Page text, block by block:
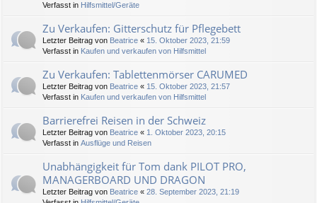
Verfasst in Hilfsmittel/Geräte
Zu Verkaufen: Gitterschutz für Pflegebett
Letzter Beitrag von Beatrice « 15. Oktober 2023, 21:59
Verfasst in Kaufen und verkaufen von Hilfsmittel
Zu Verkaufen: Tablettenmörser CARUMED
Letzter Beitrag von Beatrice « 15. Oktober 2023, 21:57
Verfasst in Kaufen und verkaufen von Hilfsmittel
Barrierefrei Reisen in der Schweiz
Letzter Beitrag von Beatrice « 1. Oktober 2023, 20:15
Verfasst in Ausflüge und Reisen
Unabhängigkeit für Tom dank PILOT PRO,
MANAGERBOARD UND DRAGON
Letzter Beitrag von Beatrice « 28. September 2023, 21:19